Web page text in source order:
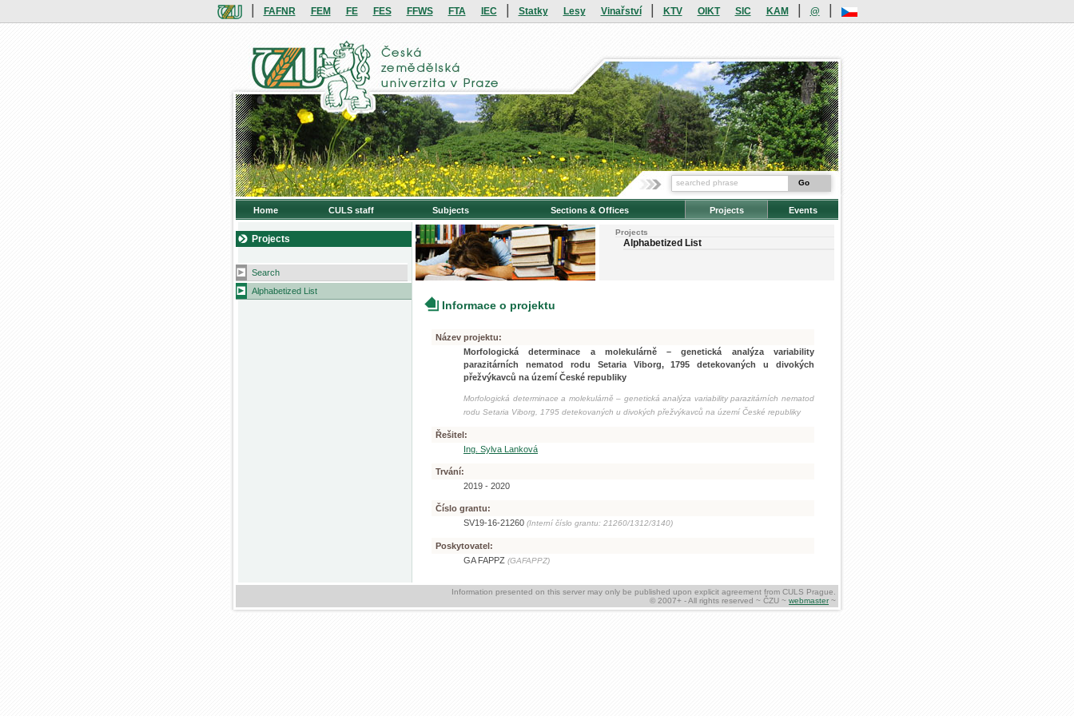
FAFNR FEM FE FES FFWS FTA IEC Statky Lesy Vinařství KTV OIKT SIC KAM @
Home CULS staff Subjects Sections & Offices Projects Events
Projects
Search
Alphabetized List
Projects
Alphabetized List
Informace o projektu
Název projektu:
Morfologická determinace a molekulárně – genetická analýza variability
parazitárních nematod rodu Setaria Viborg, 1795 detekovaných u divokých
přežvýkavců na území České republiky
Morfologická determinace a molekulárně – genetická analýza variability parazitárních nematod
rodu Setaria Viborg, 1795 detekovaných u divokých přežvýkavců na území České republiky
Řešitel:
Ing. Sylva Lanková
Trvání:
2019 - 2020
Číslo grantu:
SV19-16-21260 (Interní číslo grantu: 21260/1312/3140)
Poskytovatel:
GA FAPPZ (GAFAPPZ)
Information presented on this server may only be published upon explicit agreement from CULS Prague.
© 2007+ - All rights reserved ~ ČZU ~ webmaster~